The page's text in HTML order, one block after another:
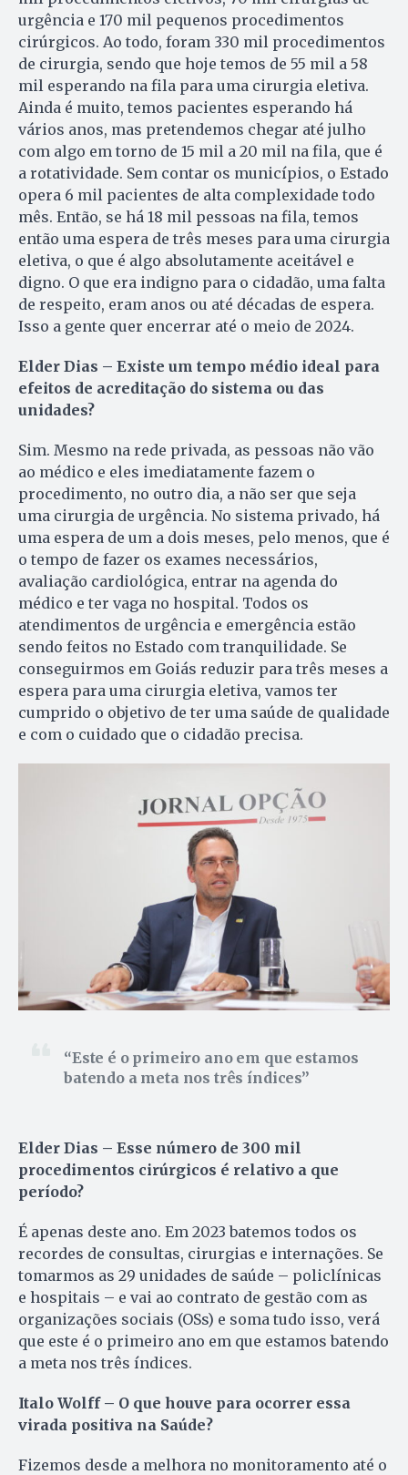
urgência e 170 mil pequenos procedimentos
cirúrgicos. Ao todo, foram 330 mil procedimentos
de cirurgia, sendo que hoje temos de 55 mil a 58
mil esperando na fila para uma cirurgia eletiva.
Ainda é muito, temos pacientes esperando há
vários anos, mas pretendemos chegar até julho
com algo em torno de 15 mil a 20 mil na fila, que é
a rotatividade. Sem contar os municípios, o Estado
opera 6 mil pacientes de alta complexidade todo
mês. Então, se há 18 mil pessoas na fila, temos
então uma espera de três meses para uma cirurgia
eletiva, o que é algo absolutamente aceitável e
digno. O que era indigno para o cidadão, uma falta
de respeito, eram anos ou até décadas de espera.
Isso a gente quer encerrar até o meio de 2024.
Elder Dias – Existe um tempo médio ideal para
efeitos de acreditação do sistema ou das
unidades?
Sim. Mesmo na rede privada, as pessoas não vão
ao médico e eles imediatamente fazem o
procedimento, no outro dia, a não ser que seja
uma cirurgia de urgência. No sistema privado, há
uma espera de um a dois meses, pelo menos, que é
o tempo de fazer os exames necessários,
avaliação cardiológica, entrar na agenda do
médico e ter vaga no hospital. Todos os
atendimentos de urgência e emergência estão
sendo feitos no Estado com tranquilidade. Se
conseguirmos em Goiás reduzir para três meses a
espera para uma cirurgia eletiva, vamos ter
cumprido o objetivo de ter uma saúde de qualidade
e com o cuidado que o cidadão precisa.
Este é o primeiro ano em que estamos
batendo a meta nos três índices
Elder Dias – Esse número de 300 mil
procedimentos cirúrgicos é relativo a que
período?
É apenas deste ano. Em 2023 batemos todos os
recordes de consultas, cirurgias e internações. Se
tomarmos as 29 unidades de saúde – policlínicas
e hospitais – e vai ao contrato de gestão com as
organizações sociais (OSs) e soma tudo isso, verá
que este é o primeiro ano em que estamos batendo
a meta nos três índices.
Italo Wolff – O que houve para ocorrer essa
virada positiva na Saúde?
Fizemos desde a melhora no monitoramento até o